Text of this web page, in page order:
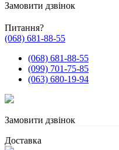
Замовити дзвінок
Питання?
(068) 681-88-55
(068) 681-88-55
(099) 701-75-85
(063) 680-19-94
Замовити дзвінок
Доставка